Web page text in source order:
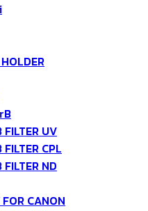
UV
CPL
ND
CANON